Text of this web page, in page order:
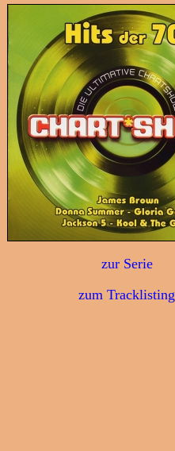
zur Serie
zum Tracklisting